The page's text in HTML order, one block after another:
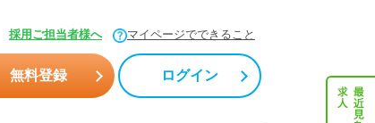
採用ご担当者様へ マイページでできること
無料登録 ログイン